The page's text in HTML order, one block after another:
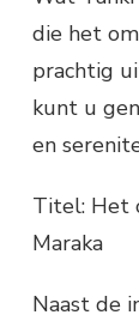
die het
prachtig
kunt u
en
Titel: Het
Maraka
Naast de